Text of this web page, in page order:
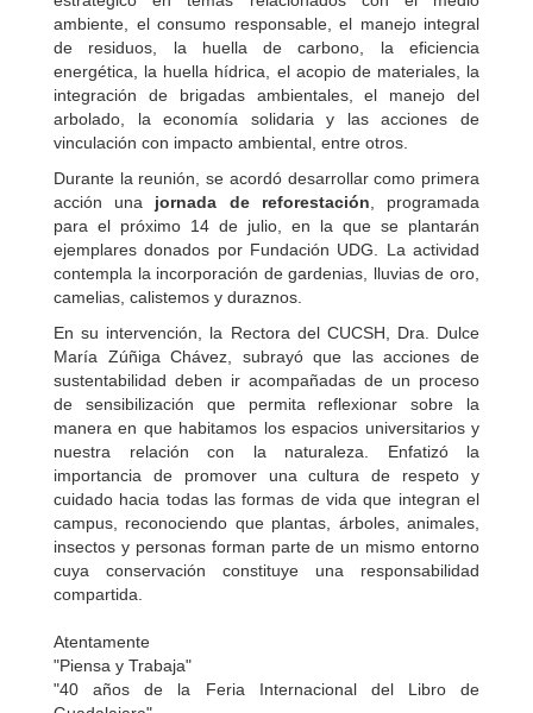
ambiente, el consumo responsable, el manejo integral
de residuos, la huella de carbono, la eficiencia
energética, la huella hídrica, el acopio de materiales, la
integración de brigadas ambientales, el manejo del
arbolado, la economía solidaria y las acciones de
vinculación con impacto ambiental, entre otros.
Durante la reunión, se acordó desarrollar como primera
acción una jornada de reforestación , programada
para el próximo 14 de julio, en la que se plantarán
ejemplares donados por Fundación UDG. La actividad
contempla la incorporación de gardenias, lluvias de oro,
camelias, calistemos y duraznos.
En su intervención, la Rectora del CUCSH, Dra. Dulce
María Zúñiga Chávez, subrayó que las acciones de
sustentabilidad deben ir acompañadas de un proceso
de sensibilización que permita reflexionar sobre la
manera en que habitamos los espacios universitarios y
nuestra relación con la naturaleza. Enfatizó la
importancia de promover una cultura de respeto y
cuidado hacia todas las formas de vida que integran el
campus, reconociendo que plantas, árboles, animales,
insectos y personas forman parte de un mismo entorno
cuya conservación constituye una responsabilidad
compartida.
Atentamente
"Piensa y Trabaja"
"40 años de la Feria Internacional del Libro de